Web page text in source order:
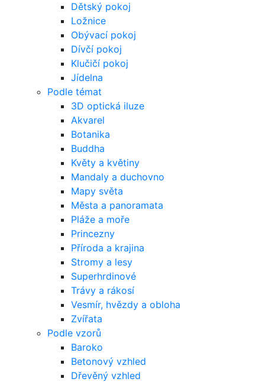
Dětský pokoj
Ložnice
Obývací pokoj
Dívčí pokoj
Klučičí pokoj
Jídelna
Podle témat
3D optická iluze
Akvarel
Botanika
Buddha
Květy a květiny
Mandaly a duchovno
Mapy světa
Města a panoramata
Pláže a moře
Princezny
Příroda a krajina
Stromy a lesy
Superhrdinové
Trávy a rákosí
Vesmír, hvězdy a obloha
Zvířata
Podle vzorů
Baroko
Betonový vzhled
Dřevěný vzhled